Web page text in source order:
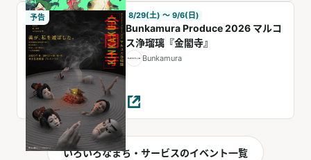
予告 8/29(土) 〜 9/6(日)
Bunkamura Produce 2026 マルコ
ス浄瑠璃『金閣寺』
Bunkamura
いろいろなまち・サービスのイベント一覧